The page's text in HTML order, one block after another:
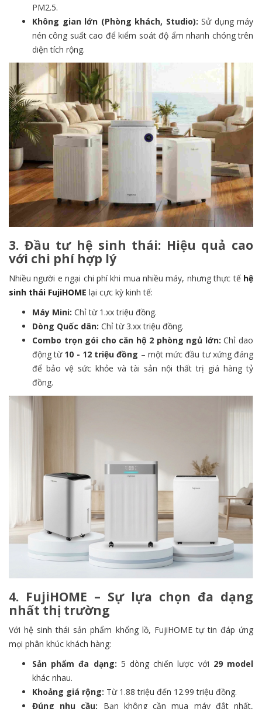
PM2.5.
Không gian lớn (Phòng khách, Studio): Sử dụng máy
nén công suất cao để kiểm soát độ ẩm nhanh chóng trên
diện tích rộng.
3. Đầu tư hệ sinh thái: Hiệu quả cao
với chi phí hợp lý
Nhiều người e ngại chi phí khi mua nhiều máy, nhưng thực tế hệ
sinh thái FujiHOME lại cực kỳ kinh tế:
Máy Mini: Chỉ từ 1.xx triệu đồng.
Dòng Quốc dân: Chỉ từ 3.xx triệu đồng.
Combo trọn gói cho căn hộ 2 phòng ngủ lớn: Chỉ dao
động từ 10 - 12 triệu đồng – một mức đầu tư xứng đáng
để bảo vệ sức khỏe và tài sản nội thất trị giá hàng tỷ
đồng.
4. FujiHOME – Sự lựa chọn đa dạng
nhất thị trường
Với hệ sinh thái sản phẩm khổng lồ, FujiHOME tự tin đáp ứng
mọi phân khúc khách hàng:
Sản phẩm đa dạng: 5 dòng chiến lược với 29 model
khác nhau.
Khoảng giá rộng: Từ 1.88 triệu đến 12.99 triệu đồng.
Đúng nhu cầu: Bạn không cần mua máy đắt nhất,